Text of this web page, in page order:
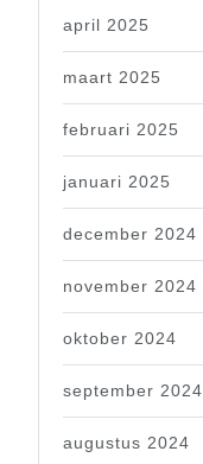
april 2025
maart 2025
februari 2025
januari 2025
december 2024
november 2024
oktober 2024
september 2024
augustus 2024